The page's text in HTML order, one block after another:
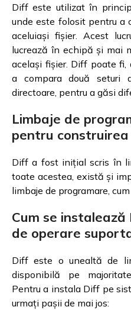
Diff este utilizat în
unde este folosit pentru a
aceluiași fișier. Acest
lucrează în echipă și mai
același fișier. Diff poate fi,
a compara două seturi
directoare, pentru a găsi
Limbaje de
pentru
Diff a fost inițial scris în
toate acestea, există și
limbaje de programare,
Cum se
de operare
Diff este o unealtă de
disponibilă pe
Pentru a instala Diff pe
urmați pașii de mai jos: